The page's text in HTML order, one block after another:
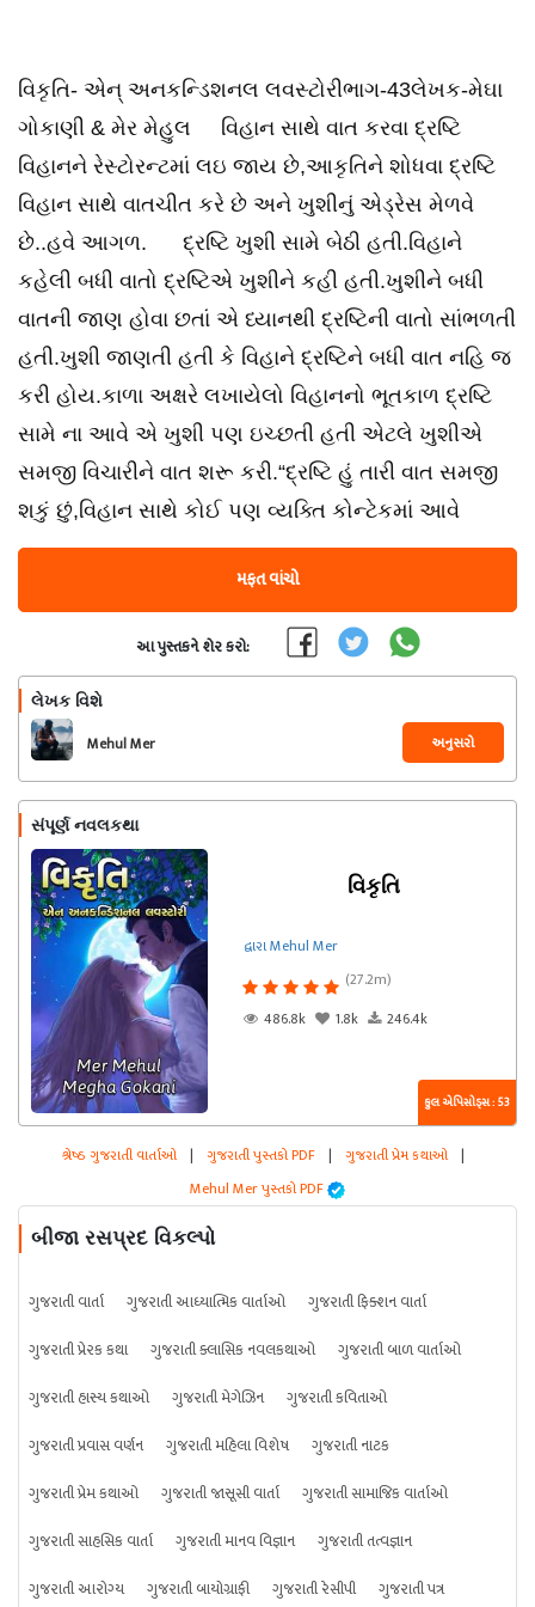
વિકૃતિ- એન્ અનકન્ડિશનલ લવસ્ટોરીભાગ-43લેખક-મેઘા
ગોકાણી & મેર મેહુલ વિહાન સાથે વાત કરવા દ્રષ્ટિ
વિહાનને રેસ્ટોરન્ટમાં લઇ જાય છે,આકૃતિને શોધવા દ્રષ્ટિ
વિહાન સાથે વાતચીત કરે છે અને ખુશીનું એડ્રેસ મેળવે
છે..હવે આગળ. દ્રષ્ટિ ખુશી સામે બેઠી હતી.વિહાને
કહેલી બધી વાતો દ્રષ્ટિએ ખુશીને કહી હતી.ખુશીને બધી
વાતની જાણ હોવા છતાં એ ધ્યાનથી દ્રષ્ટિની વાતો સાંભળતી
હતી.ખુશી જાણતી હતી કે વિહાને દ્રષ્ટિને બધી વાત નહિ જ
કરી હોય.કાળા અક્ષરે લખાયેલો વિહાનનો ભૂતકાળ દ્રષ્ટિ
સામે ના આવે એ ખુશી પણ ઇચ્છતી હતી એટલે ખુશીએ
સમજી વિચારીને વાત શરૂ કરી.“દ્રષ્ટિ હું તારી વાત સમજી
શકું છું,વિહાન સાથે કોઈ પણ વ્યક્તિ કોન્ટેકમાં આવે
મફત વાંચો
આ પુસ્તકને શેર કરો:
લેખક વિશે
Mehul Mer અનુસરો
સંપૂર્ણ નવલકથા
વિકૃતિ
દ્વારા Mehul Mer
(27.2m)
486.8k
1.8k 246.4k
કુલ એપિસોડ્સ : 53
શ્રેષ્ઠ ગુજરાતી વાર્તાઓ | ગુજરાતી પુસ્તકો PDF | ગુજરાતી પ્રેમ કથાઓ |
Mehul Mer પુસ્તકો PDF
બીજા રસપ્રદ વિકલ્પો
ગુજરાતી વાર્તા ગુજરાતી આધ્યાત્મિક વાર્તાઓ
ગુજરાતી ફિક્શન વાર્તા
ગુજરાતી પ્રેરક કથા
ગુજરાતી ક્લાસિક નવલકથાઓ
ગુજરાતી બાળ વાર્તાઓ
ગુજરાતી હાસ્ય કથાઓ
ગુજરાતી મેગેઝિન
ગુજરાતી કવિતાઓ
ગુજરાતી પ્રવાસ વર્ણન
ગુજરાતી મહિલા વિશેષ
ગુજરાતી નાટક
ગુજરાતી પ્રેમ કથાઓ
ગુજરાતી જાસૂસી વાર્તા
ગુજરાતી સામાજિક વાર્તાઓ
ગુજરાતી સાહસિક વાર્તા
ગુજરાતી માનવ વિજ્ઞાન
ગુજરાતી તત્વજ્ઞાન
ગુજરાતી આરોગ્ય
ગુજરાતી બાયોગ્રાફી ગુજરાતી રેસીપી ગુજરાતી પત્ર